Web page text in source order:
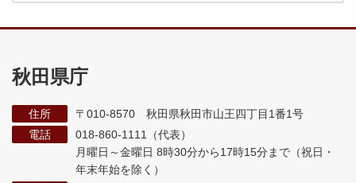
秋田県庁
住所
〒010-8570 秋田県秋田市山王四丁目1番1号
電話
018-860-1111（代表）
月曜日～金曜日 8時30分から17時15分まで （祝日・
年末年始を除く）